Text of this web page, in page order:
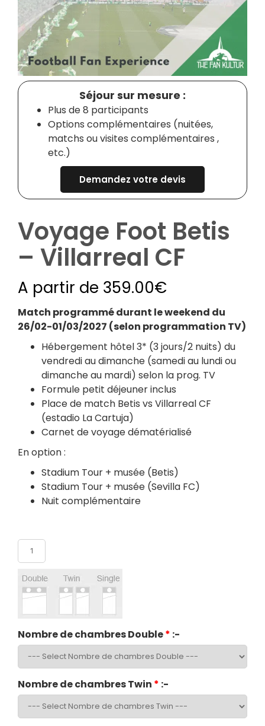
Séjour sur mesure :
Plus de 8 participants
Options complémentaires (nuitées,
matchs ou visites complémentaires ,
etc.)
Demandez votre devis
Voyage Foot Betis
– Villarreal CF
A partir de 359.00€
Match programmé durant le weekend du
26/02-01/03/2027 (selon programmation TV)
Hébergement hôtel 3* (3 jours/2 nuits) du
vendredi au dimanche (samedi au lundi ou
dimanche au mardi) selon la prog. TV
Formule petit déjeuner inclus
Place de match Betis vs Villarreal CF
(estadio La Cartuja)
Carnet de voyage dématérialisé
En option :
Stadium Tour + musée (Betis)
Stadium Tour + musée (Sevilla FC)
Nuit complémentaire
Nombre de chambres Double* :-
Nombre de chambres Twin * :-